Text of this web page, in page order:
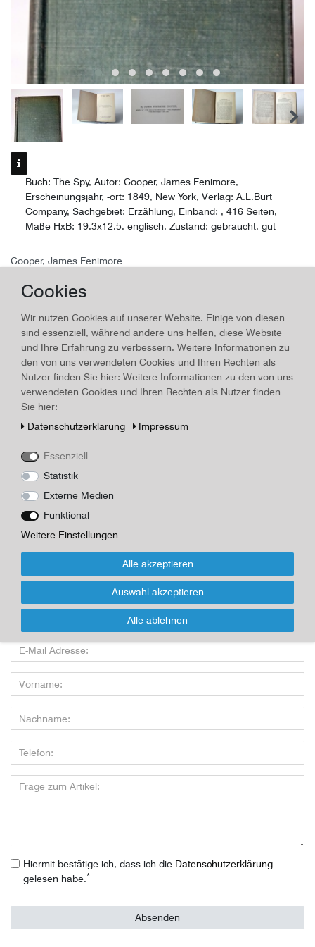
Buch: The Spy, Autor: Cooper, James Fenimore,
Erscheinungsjahr, -ort: 1849, New York, Verlag: A.L.Burt
Company, Sachgebiet: Erzählung, Einband: , 416 Seiten,
Maße HxB: 19,3x12,5, englisch, Zustand: gebraucht, gut
Cooper, James Fenimore
The Spy von Fenimore, Erzählung
Land/Ort:New York, Erscheinungsjahr:1849
Technisches
Merkmal
Wert
Art.-ID 15764
Beschreibung
Buch: Cooper, James Fenimore: The Spy, 1849, Burt Company,
New York, 400 + 16 Seiten, 19,3 x 12,5 cm, OLeinen, Titelblatt
hälftig lose, nachgedunkelt, Sprache englisch
20,00 EUR
Inhalt1 Stück
Für Infos zum Artikel oder Kauf, bitte Formular
nutzen!
Wenn Sie den Artikel kaufen möchten, dann bitte das Formular
Hiermit bestätige ich, dass ich die Daten­schutz­erklärung
gelesen habe.*
Absenden
Cookies
Wir nutzen Cookies auf unserer Website. Einige von diesen
sind essenziell, während andere uns helfen, diese Website
und Ihre Erfahrung zu verbessern. Weitere Informationen zu
den von uns verwendeten Cookies und Ihren Rechten als
Nutzer finden Sie hier: Weitere Informationen zu den von uns
verwendeten Cookies und Ihren Rechten als Nutzer finden
Sie hier:
Daten­schutz­erklärung
Impressum
Essenziell
Statistik
Externe Medien
Funktional
Weitere Einstellungen
Alle akzeptieren
Auswahl akzeptieren
Alle ablehnen